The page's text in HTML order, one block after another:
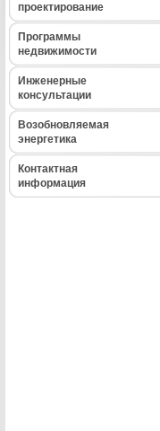
проектирование
Программы
недвижимости
Инженерные
консультации
Возобновляемая
энергетика
Контактная
информация